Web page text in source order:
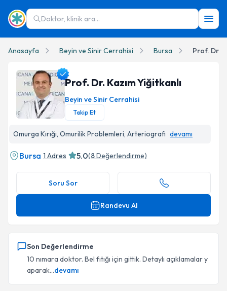
Doktor, klinik ara...
Anasayfa Beyin ve Sinir Cerrahisi Bursa Prof. Dr.
Prof. Dr. Kazım Yiğitkanlı
Beyin ve Sinir Cerrahisi
Takip Et
Omurga Kırığı, Omurilik Problemleri, Arteriografi devamı
Bursa 1 Adres 5.0(8Değerlendirme)
Soru Sor
Randevu Al
Son Değerlendirme
10 nımara doktor. Bel fıtığı için gittik. Detaylı açıklamalar y
aparak...devamı